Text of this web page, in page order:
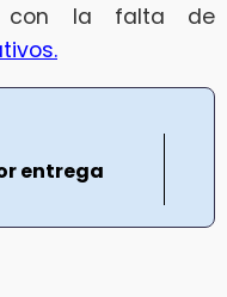
con la falta de
entrega